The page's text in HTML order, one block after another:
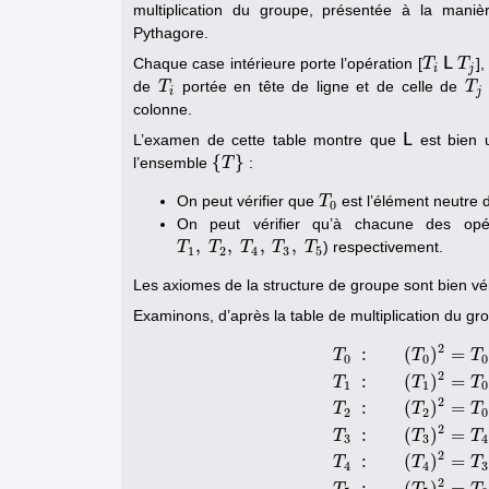
multiplication du groupe, présentée à la
Pythagore.
Chaque case intérieure porte l’opération [Ti L Tj
Ti L Tj
],
de Ti
Ti portée en tête de ligne et de celle de T j
Tj
colonne.
L’examen de cette table montre que L
L est bien
l’ensemble {T }
{ T} :
On peut vérifier que T0
T0 est l’élément neutre
On peut vérifier qu’à chacune des
T 1 , T2, T4 , T3 , T5
T1 , T2, T4, T 3, T ) respectivement.
Les axiomes de la structure de groupe sont bien
Examinons, d’après la table de multiplication du
T0 :
T 1 :
T2 :
T3 :
T4 :
(T0)2 = T0
(T1 )2 = T0
(T2)2 = T0
(T3)2 = T4
(T4)2 = T3
2
0 T …T 1